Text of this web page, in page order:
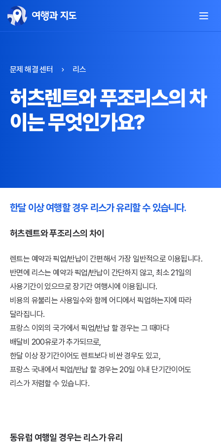
문제 해결 센터 리스
허츠렌트와 푸조리스의 차
이는 무엇인가요?
한달 이상 여행할 경우 리스가 유리할 수 있습니다.
허츠렌트와 푸조리스의 차이
렌트는 예약과 픽업/반납이 간편해서 가장 일반적으로 이용됩니다.
반면에 리스는 예약과 픽업/반납이 간단하지 않고, 최소 21일의
사용기간이 있으므로 장기간 여행시에 이용됩니다.
비용의 유불리는 사용일수와 함께 어디에서 픽업하는지에 따라
달라집니다.
프랑스 이외의 국가에서 픽업/반납 할 경우는 그 때마다
배달비 200유로가 추가되므로,
한달 이상 장기간이어도 렌트보다 비싼 경우도 있고,
프랑스 국내에서 픽업/반납 할 경우는 20일 이내 단기간이어도
리스가 저렴할 수 있습니다.
동유럽 여행일 경우는 리스가 유리